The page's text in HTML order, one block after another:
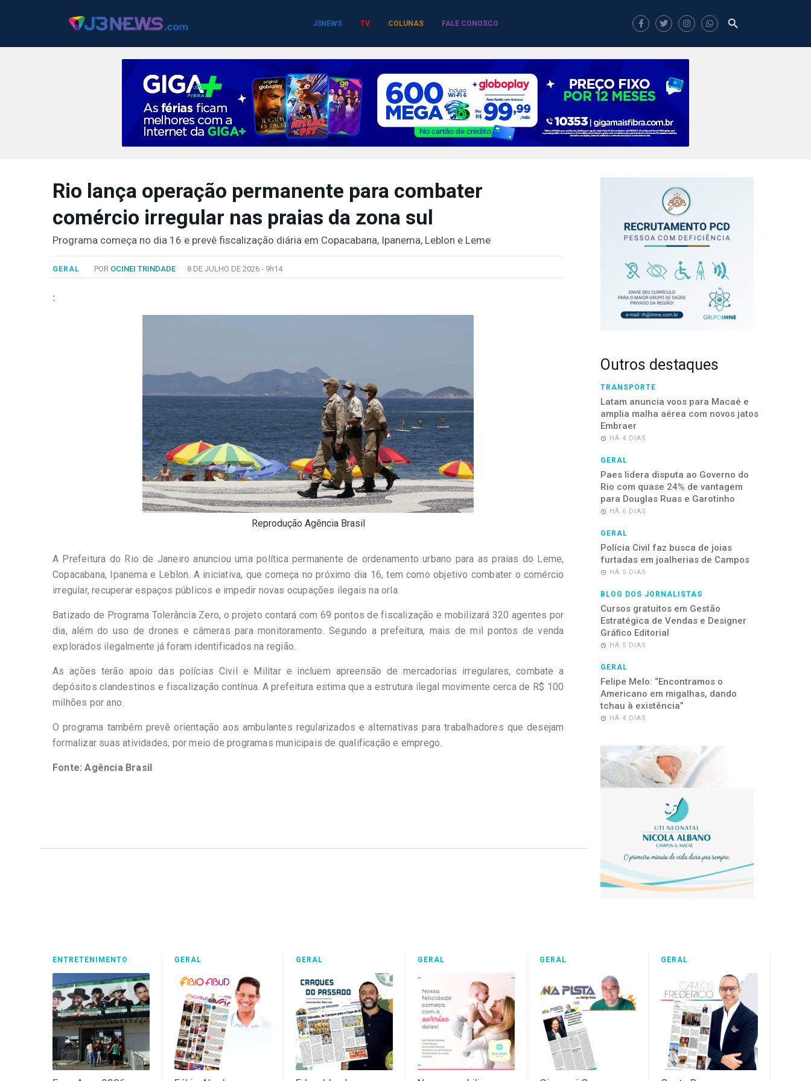
J3NEWS TV COLUNAS FALE CONOSCO
Rio lança operação permanente para combater
comércio irregular nas praias da zona sul
Programa começa no dia 16 e prevê fiscalização diária em Copacabana, Ipanema, Leblon e Leme
GERAL POR OCINEI TRINDADE 8 DE JULHO DE 2026 - 9h14
:
Reprodução Agência Brasil
A Prefeitura do Rio de Janeiro anunciou uma política permanente de ordenamento urbano para as praias do Leme,
Copacabana, Ipanema e Leblon. A iniciativa, que começa no próximo dia 16, tem como objetivo combater o comércio
irregular, recuperar espaços públicos e impedir novas ocupações ilegais na orla.
Batizado de Programa Tolerância Zero, o projeto contará com 69 pontos de fiscalização e mobilizará 320 agentes por
dia, além do uso de drones e câmeras para monitoramento. Segundo a prefeitura, mais de mil pontos de venda
explorados ilegalmente já foram identificados na região.
As ações terão apoio das polícias Civil e Militar e incluem apreensão de mercadorias irregulares, combate a
depósitos clandestinos e fiscalização contínua. A prefeitura estima que a estrutura ilegal movimente cerca de R$ 100
milhões por ano.
O programa também prevê orientação aos ambulantes regularizados e alternativas para trabalhadores que desejam
formalizar suas atividades, por meio de programas municipais de qualificação e emprego.
Fonte: Agência Brasil
Outros destaques
TRANSPORTE
Latam anuncia voos para Macaé e
amplia malha aérea com novos jatos
Embraer
HÁ 4 DIAS
GERAL
Paes lidera disputa ao Governo do
Rio com quase 24% de vantagem
para Douglas Ruas e Garotinho
HÁ 6 DIAS
GERAL
Polícia Civil faz busca de joias
furtadas em joalherias de Campos
HÁ 5 DIAS
BLOG DOS JORNALISTAS
Cursos gratuitos em Gestão
Estratégica de Vendas e Designer
Gráfico Editorial
HÁ 5 DIAS
GERAL
Felipe Melo: “Encontramos o
Americano em migalhas, dando
tchau à existência”
HÁ 4 DIAS
ENTRETENIMENTO GERAL GERAL GERAL GERAL GERAL